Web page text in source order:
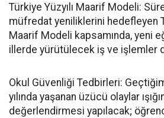
​Türkiye Yüzyılı Maarif Modeli:
müfredat yeniliklerini hedefleyen
Maarif Modeli kapsamında, yeni
illerde yürütülecek iş ve işlemler
​Okul Güvenliği Tedbirleri:
yılında yaşanan üzücü olaylar
değerlendirmesi yapılacak;